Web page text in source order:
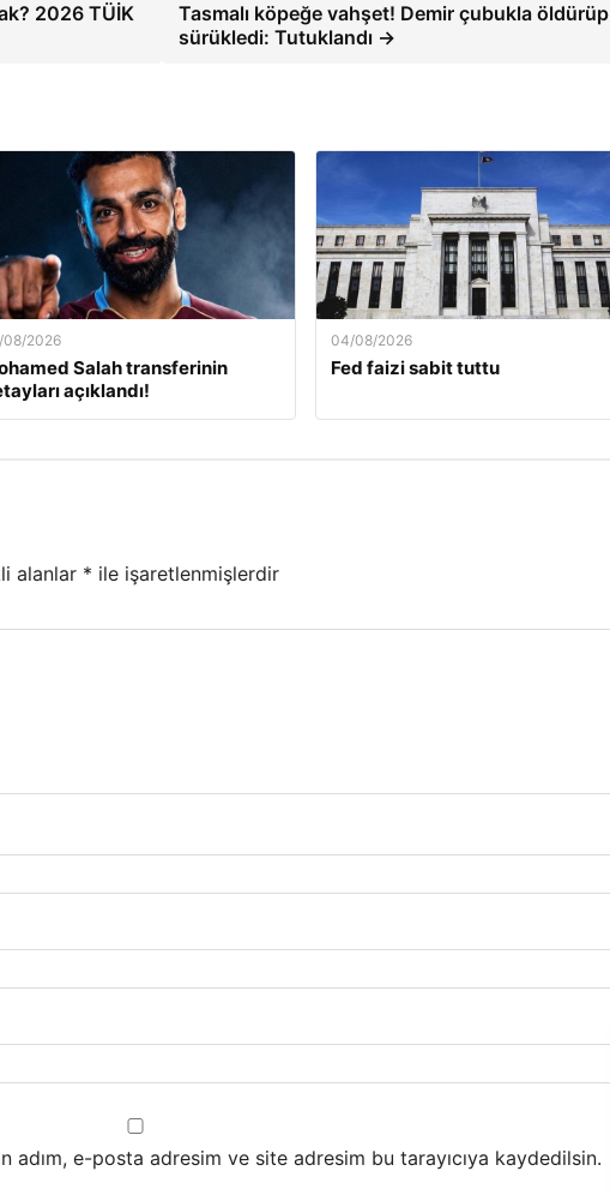
2026 TÜİK
Tasmalı köpeğe vahşet! Demir çubukla öldürüp
sürükledi: Tutuklandı →
08/2026
Salah transferinin
açıklandı!
04/08/2026
Fed faizi sabit tuttu
alanlar * ile işaretlenmişlerdir
adım, e-posta adresim ve site adresim bu tarayıcıya kaydedilsin.